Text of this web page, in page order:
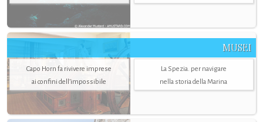
MUSEI
Capo Horn fa rivivere imprese
ai confini dell’impossibile
La Spezia. per navigare
nella storia della Marina